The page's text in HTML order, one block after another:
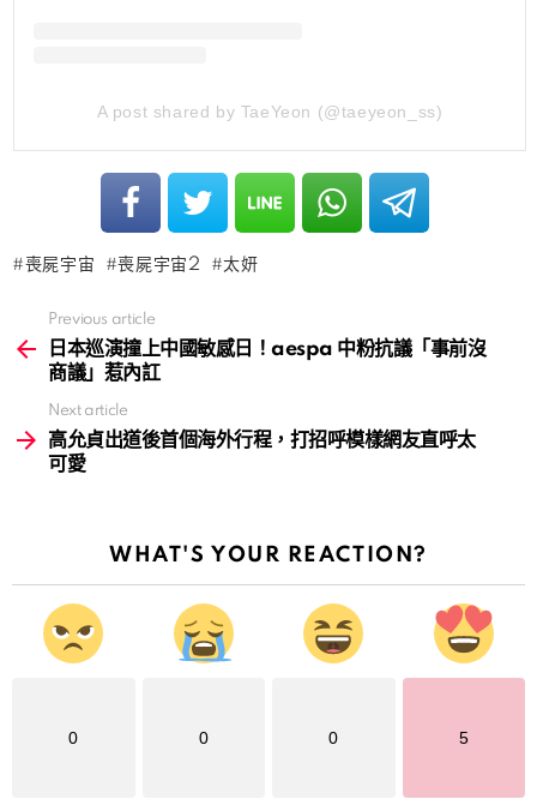
A post shared by TaeYeon (@taeyeon_ss)
喪屍宇宙 喪屍宇宙2 太妍
more
Previous article
日本巡演撞上中國敏感日！aespa 中粉抗議「事前沒
商議」惹內訌
Next article
高允貞出道後首個海外行程，打招呼模樣網友直呼太
可愛
WHAT'S YOUR REACTION?
0 0 0 5